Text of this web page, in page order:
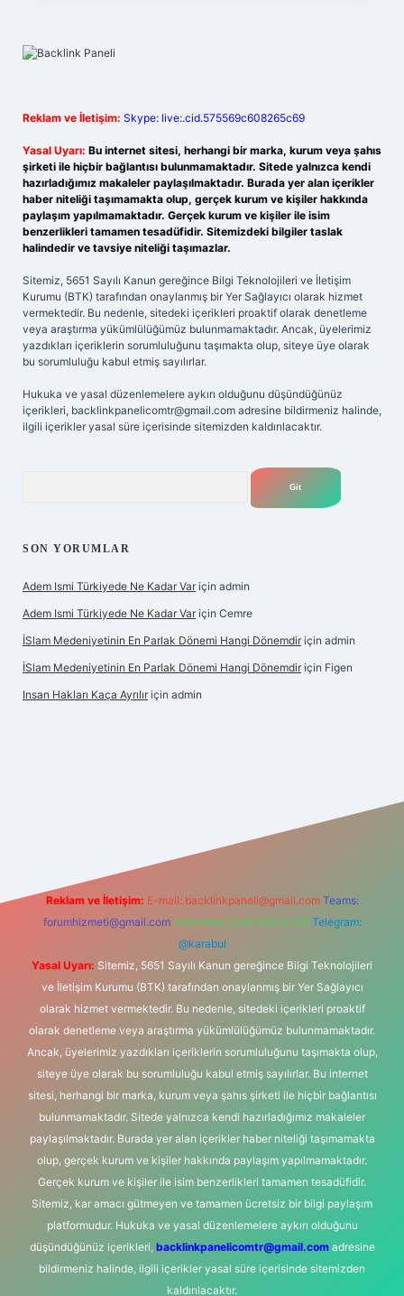
Reklam ve İletişim: Skype: live:.cid.575569c608265c69
Yasal Uyarı: Bu internet sitesi, herhangi bir marka, kurum veya şahıs
şirketi ile hiçbir bağlantısı bulunmamaktadır. Sitede yalnızca kendi
hazırladığımız makaleler paylaşılmaktadır. Burada yer alan içerikler
haber niteliği taşımamakta olup, gerçek kurum ve kişiler hakkında
paylaşım yapılmamaktadır. Gerçek kurum ve kişiler ile isim
benzerlikleri tamamen tesadüfidir. Sitemizdeki bilgiler taslak
halindedir ve tavsiye niteliği taşımazlar.
Sitemiz, 5651 Sayılı Kanun gereğince Bilgi Teknolojileri ve İletişim
Kurumu (BTK) tarafından onaylanmış bir Yer Sağlayıcı olarak hizmet
vermektedir. Bu nedenle, sitedeki içerikleri proaktif olarak denetleme
veya araştırma yükümlülüğümüz bulunmamaktadır. Ancak, üyelerimiz
yazdıkları içeriklerin sorumluluğunu taşımakta olup, siteye üye olarak
bu sorumluluğu kabul etmiş sayılırlar.
Hukuka ve yasal düzenlemelere aykırı olduğunu düşündüğünüz
içerikleri, backlinkpanelicomtr@gmail.com adresine bildirmeniz halinde,
ilgili içerikler yasal süre içerisinde sitemizden kaldırılacaktır.
SON YORUMLAR
Adem Ismi Türkiyede Ne Kadar Var için admin
Adem Ismi Türkiyede Ne Kadar Var için Cemre
İSlam Medeniyetinin En Parlak Dönemi Hangi Dönemdir için admin
İSlam Medeniyetinin En Parlak Dönemi Hangi Dönemdir için Figen
Insan Hakları Kaça Ayrılır için admin
Reklam ve İletişim: E-mail: backlinkpaneli@gmail.com Teams:
forumhizmeti@gmail.com Whatsapp: 0262 606 0 726 Telegram:
@karabul
Yasal Uyarı: Sitemiz, 5651 Sayılı Kanun gereğince Bilgi Teknolojileri
ve İletişim Kurumu (BTK) tarafından onaylanmış bir Yer Sağlayıcı
olarak hizmet vermektedir. Bu nedenle, sitedeki içerikleri proaktif
olarak denetleme veya araştırma yükümlülüğümüz bulunmamaktadır.
Ancak, üyelerimiz yazdıkları içeriklerin sorumluluğunu taşımakta olup,
siteye üye olarak bu sorumluluğu kabul etmiş sayılırlar. Bu internet
sitesi, herhangi bir marka, kurum veya şahıs şirketi ile hiçbir bağlantısı
bulunmamaktadır. Sitede yalnızca kendi hazırladığımız makaleler
paylaşılmaktadır. Burada yer alan içerikler haber niteliği taşımamakta
olup, gerçek kurum ve kişiler hakkında paylaşım yapılmamaktadır.
Gerçek kurum ve kişiler ile isim benzerlikleri tamamen tesadüfidir.
Sitemiz, kar amacı gütmeyen ve tamamen ücretsiz bir bilgi paylaşım
platformudur. Hukuka ve yasal düzenlemelere aykırı olduğunu
düşündüğünüz içerikleri, backlinkpanelicomtr@gmail.comadresine
bildirmeniz halinde, ilgili içerikler yasal süre içerisinde sitemizden
kaldırılacaktır.